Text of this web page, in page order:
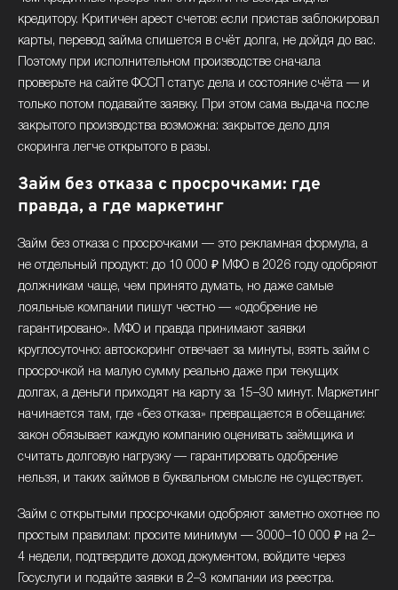
кредитору. Критичен арест счетов: если пристав заблокировал
карты, перевод займа спишется в счёт долга, не дойдя до вас.
Поэтому при исполнительном производстве сначала
проверьте на сайте ФССП статус дела и состояние счёта — и
только потом подавайте заявку. При этом сама выдача после
закрытого производства возможна: закрытое дело для
скоринга легче открытого в разы.
Займ без отказа с просрочками: где
правда, а где маркетинг
Займ без отказа с просрочками — это рекламная формула, а
не отдельный продукт: до 10 000 ₽ МФО в 2026 году одобряют
должникам чаще, чем принято думать, но даже самые
лояльные компании пишут честно — «одобрение не
гарантировано». МФО и правда принимают заявки
круглосуточно: автоскоринг отвечает за минуты, взять займ с
просрочкой на малую сумму реально даже при текущих
долгах, а деньги приходят на карту за 15–30 минут. Маркетинг
начинается там, где «без отказа» превращается в обещание:
закон обязывает каждую компанию оценивать заёмщика и
считать долговую нагрузку — гарантировать одобрение
нельзя, и таких займов в буквальном смысле не существует.
Займ с открытыми просрочками одобряют заметно охотнее по
простым правилам: просите минимум — 3000–10 000 ₽ на 2–
4 недели, подтвердите доход документом, войдите через
Госуслуги и подайте заявки в 2–3 компании из реестра.